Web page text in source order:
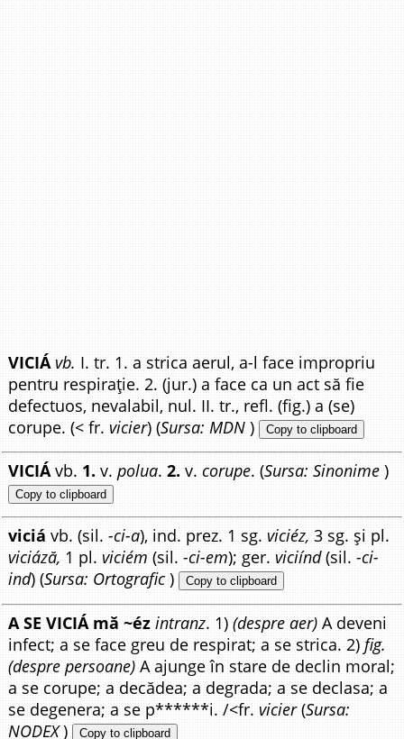
VICIÁ vb. I. tr. 1. a strica aerul, a-l face impropriu
pentru respirație. 2. (jur.) a face ca un act să fie
defectuos, nevalabil, nul. II. tr., refl. (fig.) a (se)
corupe. (< fr. vicier) (Sursa: MDN ) Copy to clipboard
VICIÁvb. 1. v.polua.2. v.corupe. (Sursa: Sinonime )
Copy to clipboard
viciá vb. (sil.-ci-a), ind. prez. 1 sg. viciéz,3 sg. și pl.
viciáză, 1 pl. viciém (sil.-ci-em); ger. viciínd(sil.-ci-
ind) (Sursa: Ortografic) Copy to clipboard
A SE VICIÁ mă ~éz intranz. 1)(despre aer) A deveni
infect; a se face greu de respirat; a se strica. 2) fig.
(despre persoane) A ajunge în stare de declin moral;
a se corupe; a decădea; a degrada; a se declasa; a
se degenera; a se p******i. /<fr. vicier(Sursa:
NODEX) Copy to clipboard